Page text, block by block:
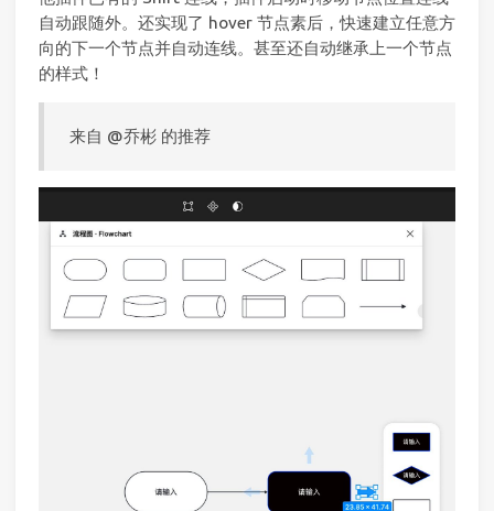
自动跟随外。还实现了 hover 节点素后，快速建立任意方
向的下一个节点并自动连线。甚至还自动继承上一个节点
的样式！
来自 @乔彬 的推荐